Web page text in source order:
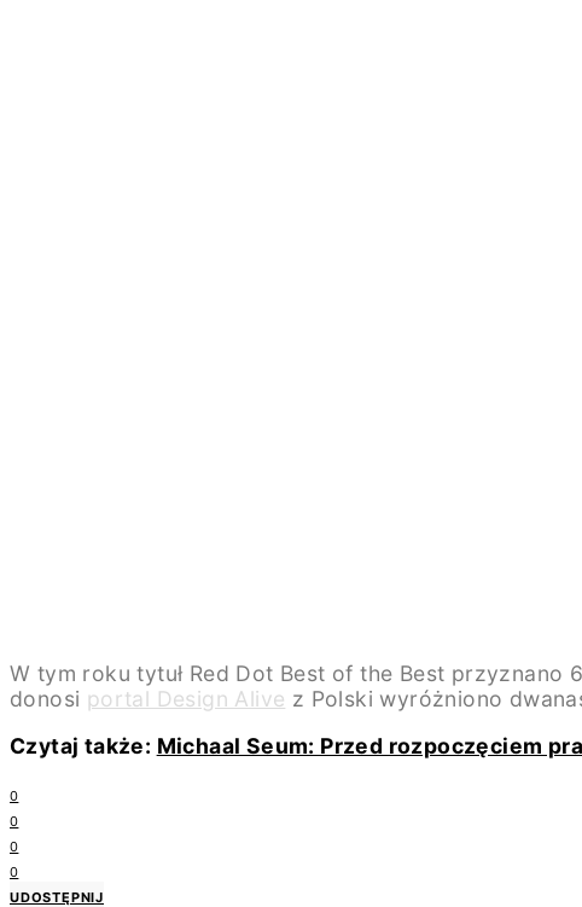
W tym roku tytuł Red Dot Best of the Best przyznano
donosi portal Design Alive z Polski wyróżniono
Czytaj także: Michaal Seum: Przed rozpoczęciem
0
0
0
0
UDOSTĘPNIJ